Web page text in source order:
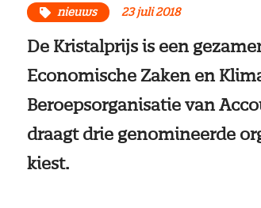
nieuws 23 juli 2018
De Kristalprijs is een
Economische Zaken en
Beroepsorganisatie van
draagt drie genomineerde
kiest.